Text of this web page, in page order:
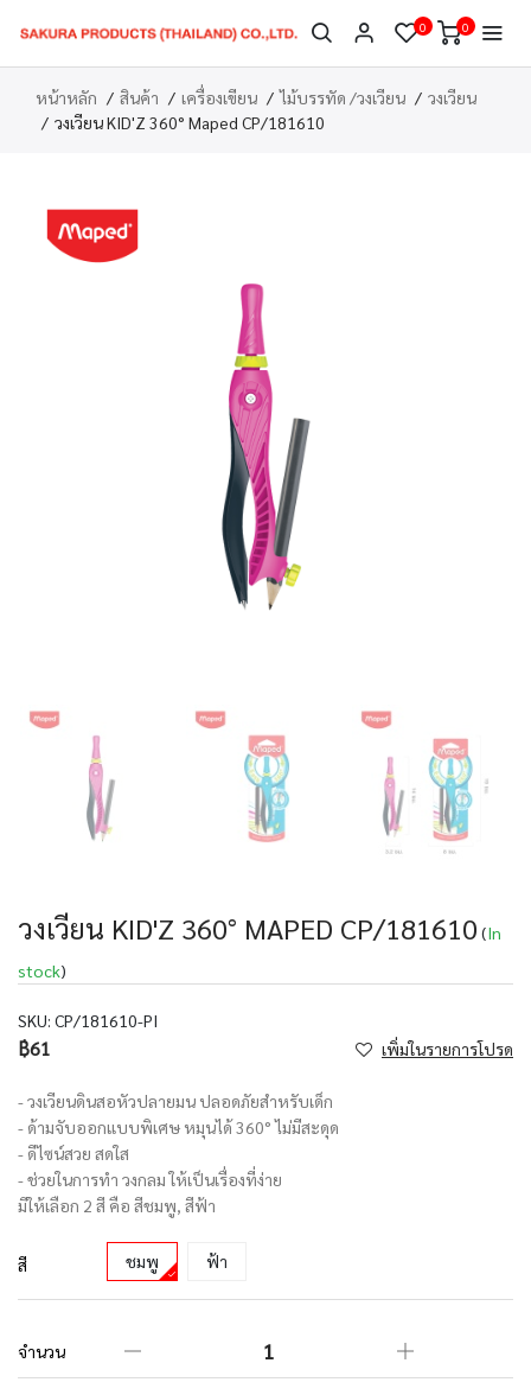
0 0
หน้าหลัก สินค้า เครื่องเขียน ไม้บรรทัด /วงเวียน
วงเวียน
วงเวียน KID'Z 360° Maped CP/181610
วงเวียน KID'Z 360° MAPED CP/181610 (In
stock)
SKU: CP/181610-PI
฿61 เพิ่มในรายการโปรด
- วงเวียนดินสอหัวปลายมน ปลอดภัยสำหรับเด็ก
- ด้ามจับออกแบบพิเศษ หมุนได้ 360° ไม่มีสะดุด
- ดีไซน์สวย สดใส
- ช่วยในการทำ วงกลม ให้เป็นเรื่องที่ง่าย
มีให้เลือก 2 สี คือ สีชมพู, สีฟ้า
สี ชมพู ฟ้า
จำนวน